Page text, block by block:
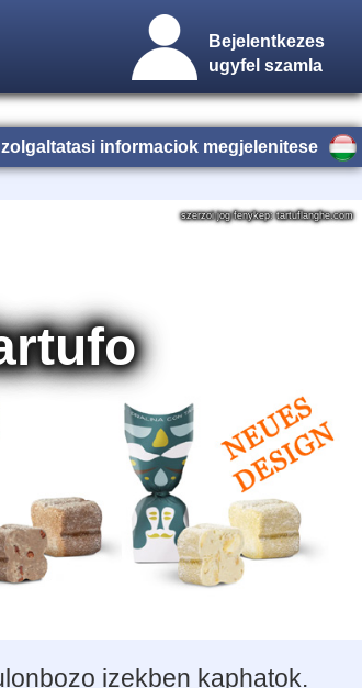
Bejelentkezes
ugyfel szamla
informaciok megjelenitese
szerzoi jog fenykep: tartuflanghe.com
izekben kaphatok.